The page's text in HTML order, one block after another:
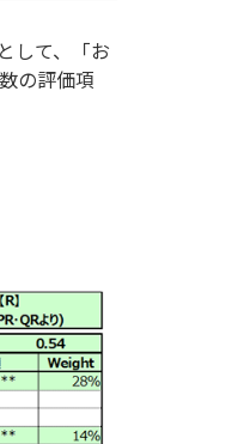
して、「お
の評価項